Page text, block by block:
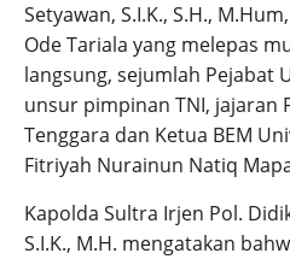
Setyawan, S.I.K., S.H.,
Ode Tariala yang melepas
langsung, sejumlah Pejabat
unsur pimpinan TNI, jajaran
Tenggara dan Ketua BEM
Fitriyah Nurainun Natiq
Kapolda Sultra Irjen Pol.
S.I.K., M.H. mengatakan